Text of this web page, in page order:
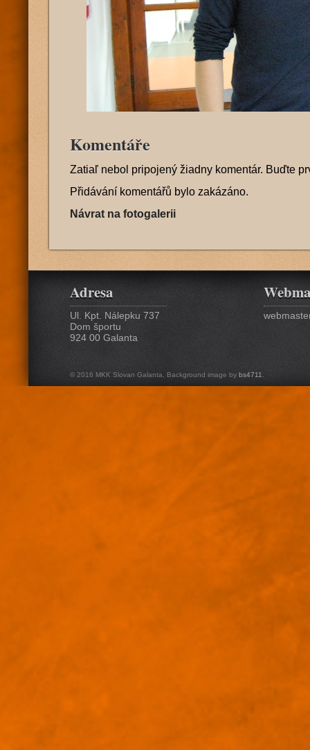
Komentáře
Zatiaľ nebol pripojený žiadny komentár. Buďte
Přidávání komentářů bylo zakázáno.
Návrat na fotogalerii
Adresa
Ul. Kpt. Nálepku 737
Dom športu
924 00 Galanta
© 2016 MKK Slovan Galanta. Background image by bs4711